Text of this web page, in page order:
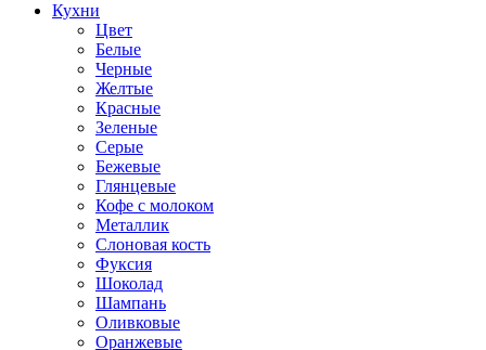
Кухни
Цвет
Белые
Черные
Желтые
Красные
Зеленые
Серые
Бежевые
Глянцевые
Кофе с молоком
Металлик
Слоновая кость
Фуксия
Шоколад
Шампань
Оливковые
Оранжевые